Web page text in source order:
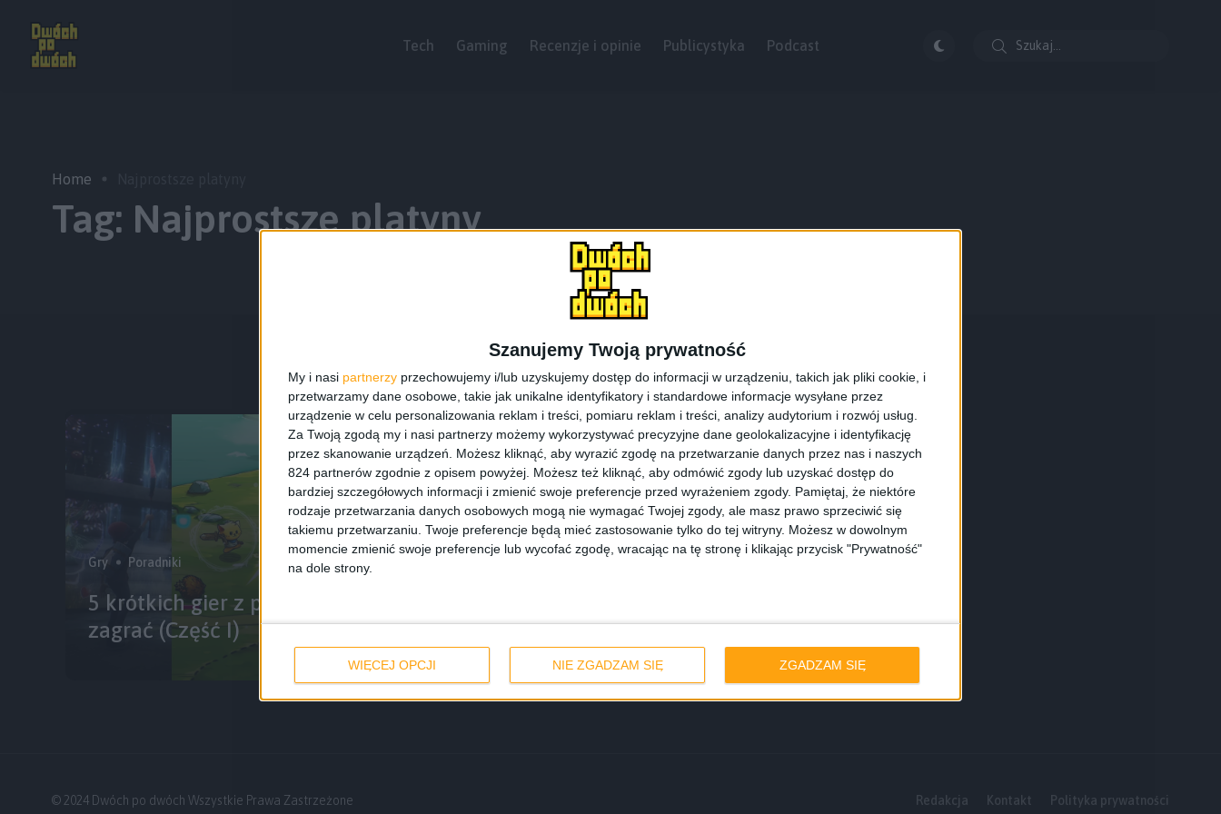
Szanujemy Twoją prywatność
My i nasi partnerzy przechowujemy i/lub uzyskujemy dostęp do informacji w urządzeniu, takich jak pliki cookie, i
przetwarzamy dane osobowe, takie jak unikalne identyfikatory i standardowe informacje wysyłane przez
urządzenie w celu personalizowania reklam i treści, pomiaru reklam i treści, analizy audytorium i rozwój usług.
Za Twoją zgodą my i nasi partnerzy możemy wykorzystywać precyzyjne dane geolokalizacyjne i identyfikację
przez skanowanie urządzeń. Możesz kliknąć, aby wyrazić zgodę na przetwarzanie danych przez nas i naszych
824 partnerów zgodnie z opisem powyżej. Możesz też kliknąć, aby odmówić zgody lub uzyskać dostęp do
bardziej szczegółowych informacji i zmienić swoje preferencje przed wyrażeniem zgody. Pamiętaj, że niektóre
rodzaje przetwarzania danych osobowych mogą nie wymagać Twojej zgody, ale masz prawo sprzeciwić się
takiemu przetwarzaniu. Twoje preferencje będą mieć zastosowanie tylko do tej witryny. Możesz w dowolnym
momencie zmienić swoje preferencje lub wycofać zgodę, wracając na tę stronę i klikając przycisk "Prywatność"
na dole strony.
WIĘCEJ OPCJI NIE ZGADZAM SIĘ ZGADZAM SIĘ
Tech Gaming Recenzje i opinie Publicystyka Podcast
Home
Tag: Najprostsze platyny
Gry Poradniki
5 krótkich gier z prostą platyną, w które warto
zagrać (Część I)
© 2024 Dwóch po dwóch Wszystkie Prawa Zastrzeżone Redakcja Kontakt Polityka prywatności